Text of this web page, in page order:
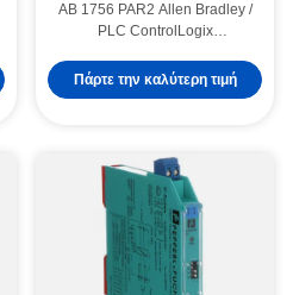
AB 1756 PAR2 Allen Bradley /
PLC ControlLogix
εξοπλισμό παροχής ρεύματος
Πάρτε την καλύτερη τιμή